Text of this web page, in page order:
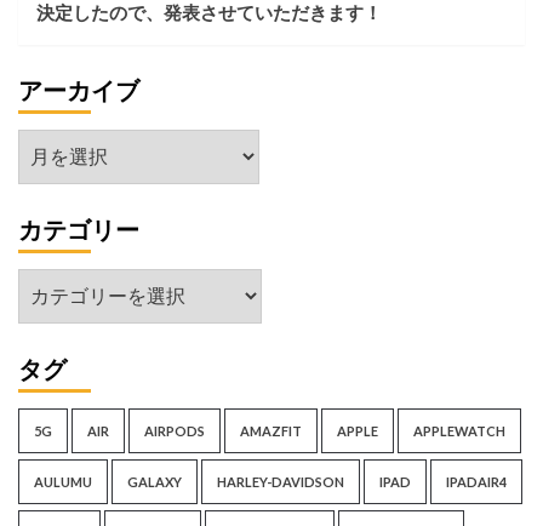
決定したので、発表させていただきます！
アーカイブ
ア
ー
イ
ブ
カテゴリー
テ
リ
ー
タグ
5G AIR AIRPODS AMAZFIT APPLE APPLEWATCH
AULUMU GALAXY HARLEY-DAVIDSON IPAD IPADAIR4